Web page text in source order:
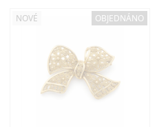
NOVÉ OBJEDNÁNO